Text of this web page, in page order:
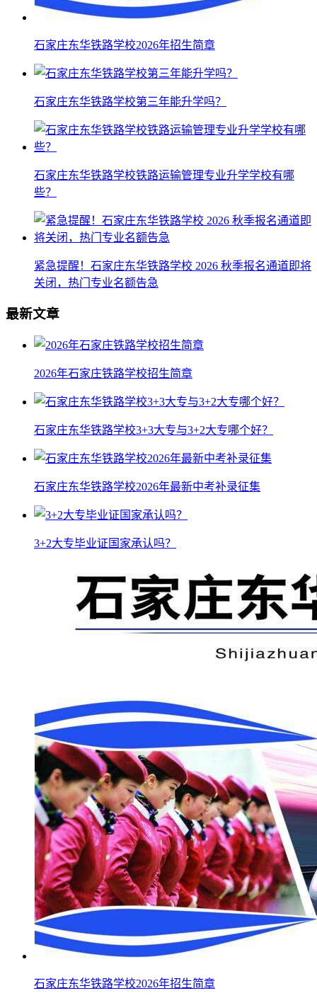
石家庄东华铁路学校2026年招生简章
石家庄东华铁路学校第三年能升学吗？
石家庄东华铁路学校铁路运输管理专业升学学校有哪
些？
紧急提醒！石家庄东华铁路学校 2026 秋季报名通道即将
关闭，热门专业名额告急
最新文章
2026年石家庄铁路学校招生简章
石家庄东华铁路学校3+3大专与3+2大专哪个好？
石家庄东华铁路学校2026年最新中考补录征集
3+2大专毕业证国家承认吗？
石家庄东华铁路学校2026年招生简章